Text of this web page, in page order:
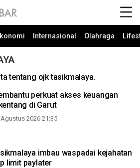
Internasional Olahraga
tentang ojk tasikmalaya.
perkuat akses keuangan
di Garut
2026 21:35
imbau waspadai kejahatan
limit paylater